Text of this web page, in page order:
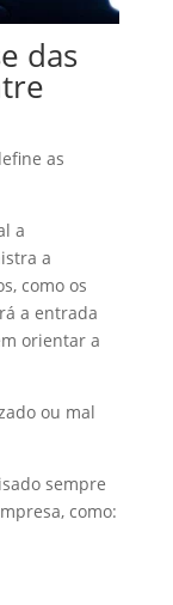
das
as
a
a
como os
a entrada
orientar a
ou mal
sempre
como: